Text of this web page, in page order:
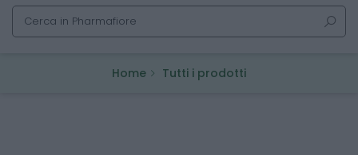
Cerca
Home Tutti i prodotti